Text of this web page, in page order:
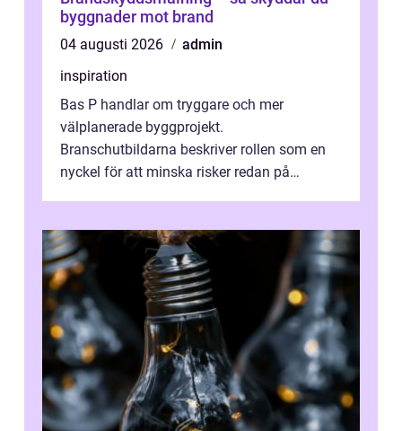
byggnader mot brand
04 augusti 2026
admin
inspiration
Bas P handlar om tryggare och mer
välplanerade byggprojekt.
Branschutbildarna beskriver rollen som en
nyckel för att minska risker redan på